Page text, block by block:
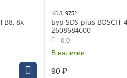
B8, 8x
КОД: 9752
Бур SDS-plus BOSCH,
2608684600
0.0
В наличии
90₽